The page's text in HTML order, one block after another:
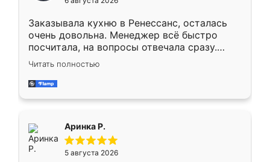
мебели буду заказывать только здесь.
Заказывала кухню в Ренессанс, осталась
очень довольна. Менеджер всё быстро
посчитала, на вопросы отвечала сразу.
Замерщик приехал в субботу, подошёл к
делу со всей ответственностью. Собрали
за день, ребята работали аккуратно, даже
Читать полностью
Аринка Р.
5 августа 2026